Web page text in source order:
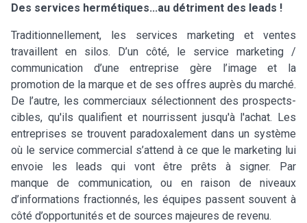
Des services hermétiques...au détriment des leads !
Traditionnellement, les services marketing et ventes
travaillent en silos. D’un côté, le service marketing /
communication d’une entreprise gère l’image et la
promotion de la marque et de ses offres auprès du marché.
De l’autre, les commerciaux sélectionnent des prospects-
cibles, qu'ils qualifient et nourrissent jusqu'à l'achat. Les
entreprises se trouvent paradoxalement dans un système
où le service commercial s’attend à ce que le marketing lui
envoie les leads qui vont être prêts à signer. Par
manque de communication, ou en raison de niveaux
d’informations fractionnés, les équipes passent souvent à
côté d’opportunités et de sources majeures de revenu.